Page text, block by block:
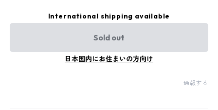
International shipping available
Sold out
日本国内にお住まいの方向け
通報する